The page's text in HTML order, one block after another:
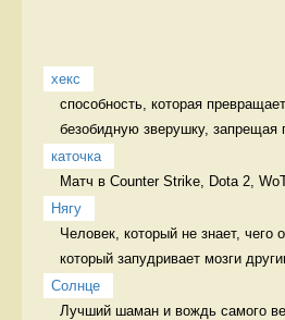
хекс
способность, которая
безобидную зверушку, запрещая
каточка
Матч в Counter Strike, Dota 2,
Нягу
Человек, который не знает, чего
который запудривает мозги
Солнце
Лучший шаман и вождь самого